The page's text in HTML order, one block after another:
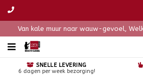
Van kale muur naar wauw-gevoel,
SNELLE LEVERING
6 dagen per week bezorging!